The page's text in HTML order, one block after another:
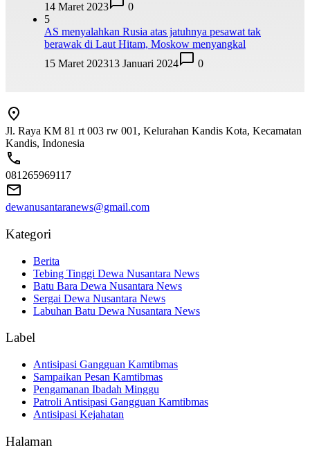
14 Maret 2023
0
5
AS menyalahkan Rusia atas jatuhnya pesawat tak
berawak di Laut Hitam, Moskow menyangkal
15 Maret 202313 Januari 2024 0
Jl. Raya KM 81 rt 003 rw 001, Kelurahan Kandis Kota, Kecamatan
Kandis, Indonesia
081265969117
dewanusantaranews@gmail.com
Kategori
Berita
Tebing Tinggi Dewa Nusantara News
Batu Bara Dewa Nusantara News
Sergai Dewa Nusantara News
Labuhan Batu Dewa Nusantara News
Label
Antisipasi Gangguan Kamtibmas
Sampaikan Pesan Kamtibmas
Pengamanan Ibadah Minggu
Patroli Antisipasi Gangguan Kamtibmas
Antisipasi Kejahatan
Halaman